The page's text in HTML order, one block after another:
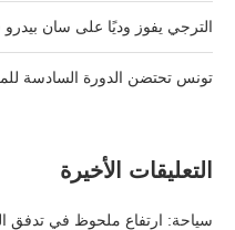
الترجي يفوز وديًا على سان بيدرو
تونس تحتضن الدورة السادسة
التعليقات الأخيرة
سياحة: ارتفاع ملحوظ في تدفق